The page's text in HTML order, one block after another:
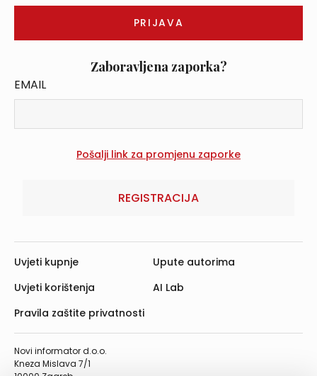
Zaboravljena zaporka?
EMAIL
REGISTRACIJA
Novi informator d.o.o.
Kneza Mislava 7/1
Uvjeti kupnje
Uvjeti korištenja
Pravila zaštite privatnosti
Upute autorima
AI Lab